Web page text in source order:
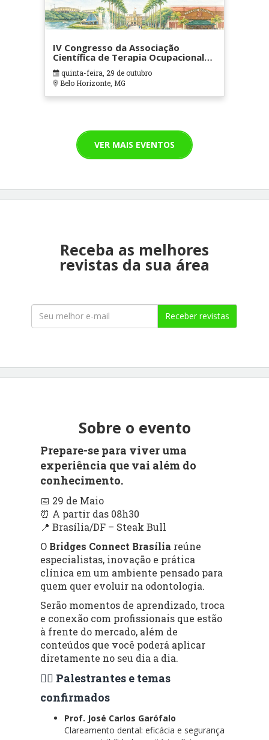
IV Congresso da Associação
Científica de Terapia Ocupacional
em Contextos Hospitalares e
Cuidados Paliativos - ATOHOSP
quinta-feira, 29 de outubro
Belo Horizonte, MG
VER MAIS EVENTOS
Receba as melhores
revistas da sua área
Receber revistas
Sobre o evento
Prepare-se para viver uma
experiência que vai além do
conhecimento.
📅 29 de Maio
⏰ A partir das 08h30
📍 Brasília/DF – Steak Bull
O Bridges Connect Brasília reúne
especialistas, inovação e prática
clínica em um ambiente pensado para
quem quer evoluir na odontologia.
Serão momentos de aprendizado, troca
e conexão com profissionais que estão
à frente do mercado, além de
conteúdos que você poderá aplicar
diretamente no seu dia a dia.
👨‍⚕️ Palestrantes e temas
confirmados
Prof. José Carlos Garófalo
Clareamento dental: eficácia e segurança